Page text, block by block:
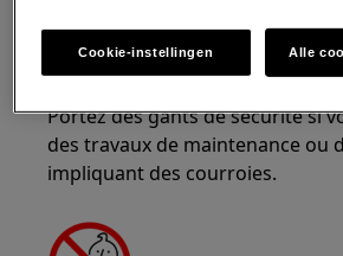
Portez des gants de sécurité si
des travaux de maintenance ou
impliquant des courroies.
Cookie-instellingen Alle